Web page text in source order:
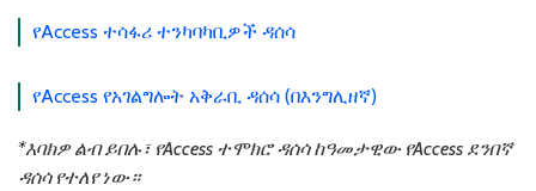
የAccess ተሳፋሪ ተንካባካቢዎች ዳሰሳ
የAccess የአገልግሎት አቅራቢ ዳሰሳ (በእንግሊዘኛ)
*እባክዎ ልብ ይበሉ፣ የAccess ተሞክሮ ዳሰሳ ከዓመታዊው የAccess ደንበኛ
ዳሰሳ የተለየ ነው።